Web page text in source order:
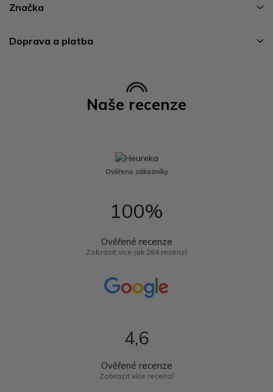
Značka
Doprava a platba
Naše recenze
Ověřeno zákazníky
100%
Ověřené recenze
Zobrazit více jak 264 recenzí
4,6
Ověřené recenze
Zobrazit více recenzí